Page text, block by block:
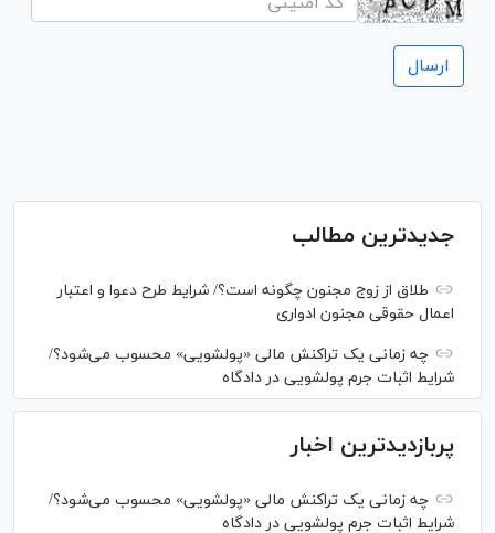
جدیدترین مطالب
طلاق از زوج مجنون چگونه است؟/ شرایط طرح دعوا و اعتبار
اعمال حقوقی مجنون ادواری
چه زمانی یک تراکنش مالی «پولشویی» محسوب می‌شود؟/
شرایط اثبات جرم پولشویی در دادگاه
پربازدیدترین اخبار
چه زمانی یک تراکنش مالی «پولشویی» محسوب می‌شود؟/
شرایط اثبات جرم پولشویی در دادگاه